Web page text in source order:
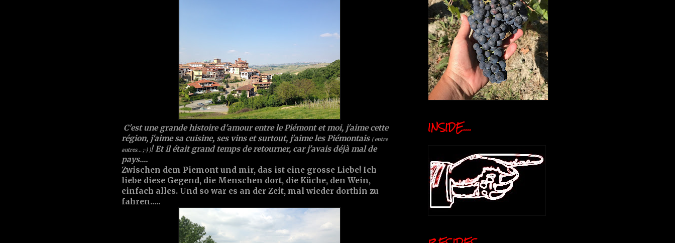
C'est une grande histoire d'amour entre le Piémont et moi, j'aime cette
région, j'aime sa cuisine, ses vins et surtout, j'aime les Piémontais ( entre
autres... ;-) )! Et il était grand temps de retourner, car j'avais déjà mal de
pays....
Zwischen dem Piemont und mir, das ist eine grosse Liebe! Ich
liebe diese Gegend, die Menschen dort, die Küche, den Wein,
einfach alles. Und so war es an der Zeit, mal wieder dorthin zu
fahren.....
INSIDE....